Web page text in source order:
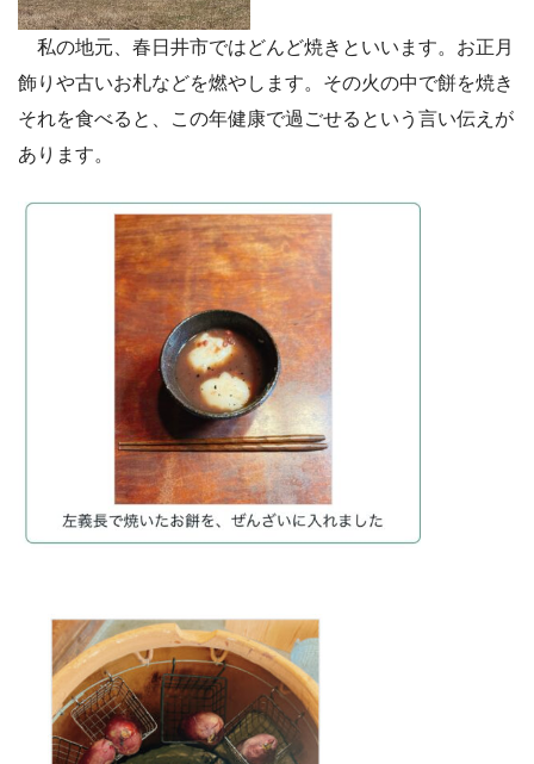
私の地元、春日井市ではどんど焼きといいます。お正月
飾りや古いお札などを燃やします。その火の中で餅を焼き
それを食べると、この年健康で過ごせるという言い伝えが
あります。